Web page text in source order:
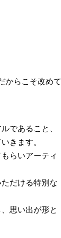
からこそ改めて
であること、
きます。
らいアーティ
だける特別な
思い出が形と